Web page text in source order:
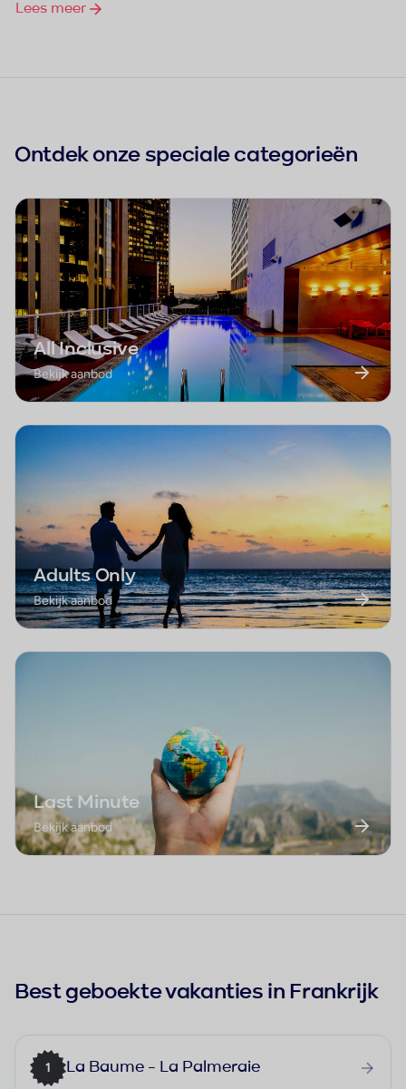
Lees meer
Ontdek onze speciale categorieën
All Inclusive
Bekijk aanbod
Adults Only
Bekijk aanbod
Last Minute
Bekijk aanbod
Best geboekte vakanties in Frankrijk
1 La Baume - La Palmeraie